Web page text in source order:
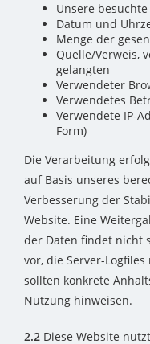
Unsere
Datum und
Menge der
Quelle/Verweis,
gelangten
Verwendeter
Verwendetes
Verwendete IP-
Form)
Die Verarbeitung
auf Basis unseres
Verbesserung der
Website. Eine
der Daten findet nicht
vor, die Server-
sollten konkrete
Nutzung hinweisen.
2.2 Diese Website